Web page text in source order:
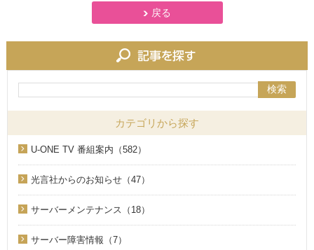
戻る
検索
カテゴリから探す
U-ONE TV 番組案内（582）
光言社からのお知らせ（47）
サーバーメンテナンス（18）
サーバー障害情報（7）